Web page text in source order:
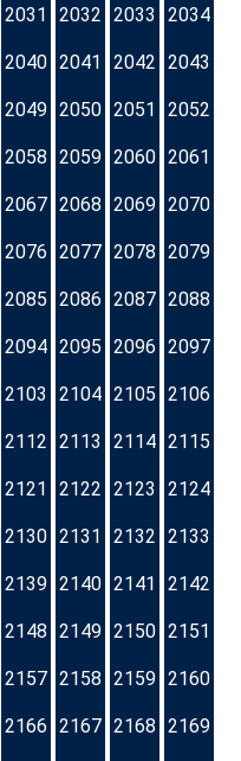
2031 2032 2033 2034
2040 2041 2042 2043
2049 2050 2051 2052
2058 2059 2060 2061
2067 2068 2069 2070
2076 2077 2078 2079
2085 2086 2087 2088
2094 2095 2096 2097
2103 2104 2105 2106
2112 2113 2114 2115
2121 2122 2123 2124
2130 2131 2132 2133
2139 2140 2141 2142
2148 2149 2150 2151
2157 2158 2159 2160
2166 2167 2168 2169